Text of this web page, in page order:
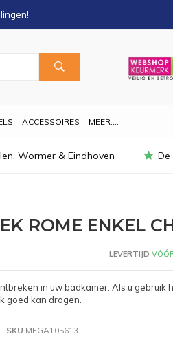
ACCESSOIRES MEER....
Wormer & Eindhoven De
ROME ENKEL
LEVERTIJD
in uw badkamer. Als u gebruik
goed kan drogen.
SKU MEGA105613